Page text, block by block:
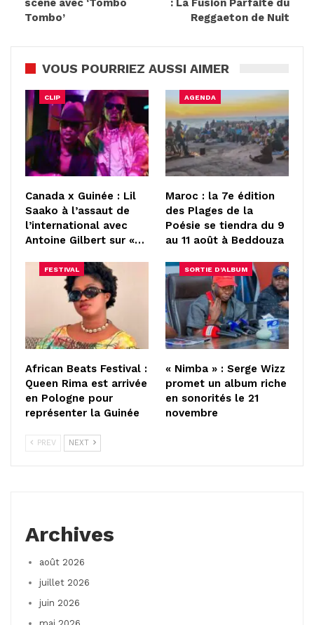
Tombo’
Reggaeton de Nuit
VOUS POURRIEZ AUSSI AIMER
CLIP
Canada x Guinée : Lil
Saako à l’assaut de
l’international avec
Antoine Gilbert sur «…
AGENDA
Maroc : la 7e édition
des Plages de la
Poésie se tiendra du 9
au 11 août à Beddouza
FESTIVAL
African Beats Festival :
Queen Rima est arrivée
en Pologne pour
représenter la Guinée
SORTIE D'ALBUM
« Nimba » : Serge Wizz
promet un album riche
en sonorités le 21
novembre
PREV NEXT
Archives
août 2026
juillet 2026
juin 2026